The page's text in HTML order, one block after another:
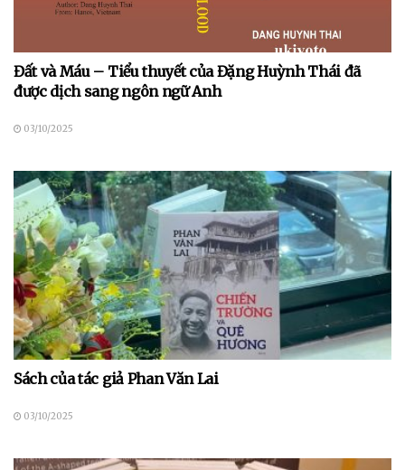
Đất và Máu – Tiểu thuyết của Đặng Huỳnh Thái đã
được dịch sang ngôn ngữ Anh
03/10/2025
Sách của tác giả Phan Văn Lai
03/10/2025